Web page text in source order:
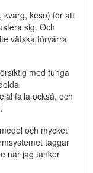
kvarg, keso) för att
sig. Och
vätska förvärra
med tunga
fälla också, och
och mycket
taggar
när jag tänker